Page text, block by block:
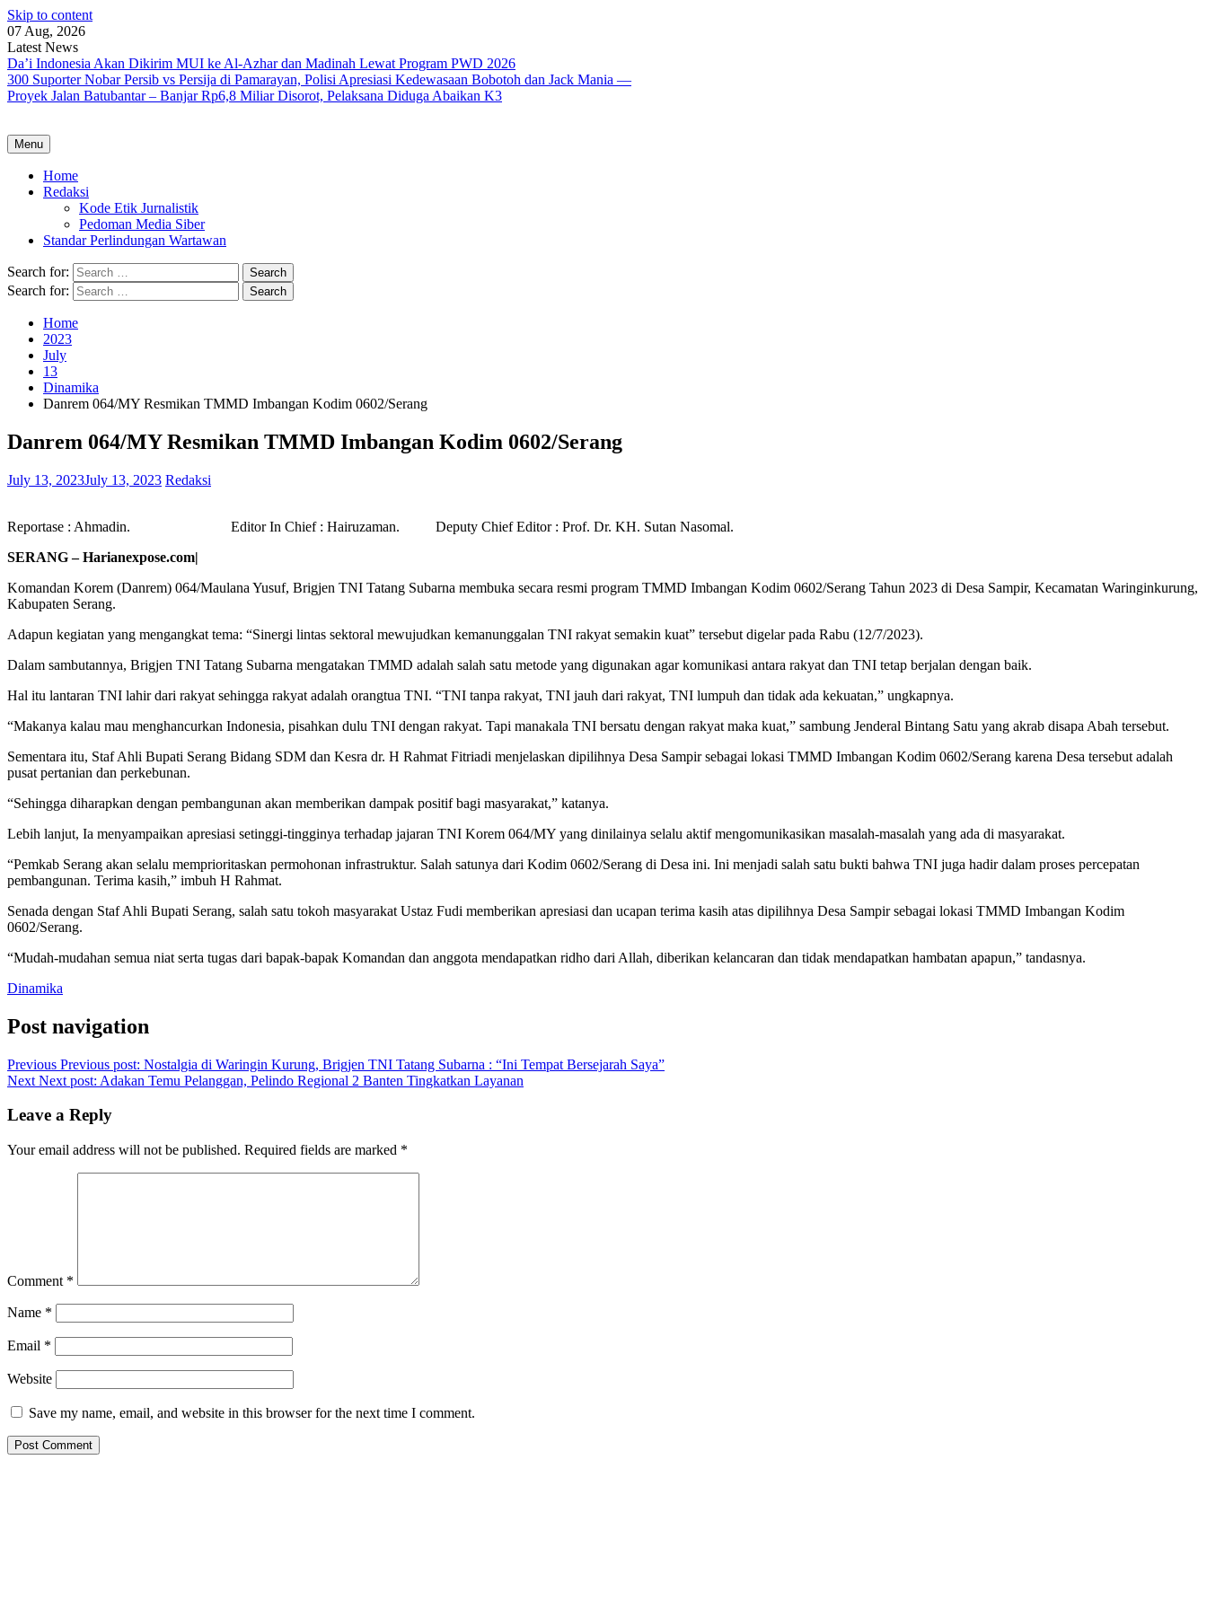
Skip to content
07 Aug, 2026
Latest News
Da’i Indonesia Akan Dikirim MUI ke Al-Azhar dan Madinah Lewat Program PWD 2026
300 Suporter Nobar Persib vs Persija di Pamarayan, Polisi Apresiasi Kedewasaan Bobotoh dan Jack Mania —
Proyek Jalan Batubantar – Banjar Rp6,8 Miliar Disorot, Pelaksana Diduga Abaikan K3
Menu
Home
Redaksi
Kode Etik Jurnalistik
Pedoman Media Siber
Standar Perlindungan Wartawan
Search for:
Search for:
Home
2023
July
13
Dinamika
Danrem 064/MY Resmikan TMMD Imbangan Kodim 0602/Serang
Danrem 064/MY Resmikan TMMD Imbangan Kodim 0602/Serang
July 13, 2023July 13, 2023 Redaksi
Reportase : Ahmadin. Editor In Chief : Hairuzaman. Deputy Chief Editor : Prof. Dr. KH. Sutan Nasomal.
SERANG – Harianexpose.com|
Komandan Korem (Danrem) 064/Maulana Yusuf, Brigjen TNI Tatang Subarna membuka secara resmi program TMMD Imbangan Kodim 0602/Serang Tahun 2023 di Desa Sampir, Kecamatan Waringinkurung,
Kabupaten Serang.
Adapun kegiatan yang mengangkat tema: “Sinergi lintas sektoral mewujudkan kemanunggalan TNI rakyat semakin kuat” tersebut digelar pada Rabu (12/7/2023).
Dalam sambutannya, Brigjen TNI Tatang Subarna mengatakan TMMD adalah salah satu metode yang digunakan agar komunikasi antara rakyat dan TNI tetap berjalan dengan baik.
Hal itu lantaran TNI lahir dari rakyat sehingga rakyat adalah orangtua TNI. “TNI tanpa rakyat, TNI jauh dari rakyat, TNI lumpuh dan tidak ada kekuatan,” ungkapnya.
“Makanya kalau mau menghancurkan Indonesia, pisahkan dulu TNI dengan rakyat. Tapi manakala TNI bersatu dengan rakyat maka kuat,” sambung Jenderal Bintang Satu yang akrab disapa Abah tersebut.
Sementara itu, Staf Ahli Bupati Serang Bidang SDM dan Kesra dr. H Rahmat Fitriadi menjelaskan dipilihnya Desa Sampir sebagai lokasi TMMD Imbangan Kodim 0602/Serang karena Desa tersebut adalah
pusat pertanian dan perkebunan.
“Sehingga diharapkan dengan pembangunan akan memberikan dampak positif bagi masyarakat,” katanya.
Lebih lanjut, Ia menyampaikan apresiasi setinggi-tingginya terhadap jajaran TNI Korem 064/MY yang dinilainya selalu aktif mengomunikasikan masalah-masalah yang ada di masyarakat.
“Pemkab Serang akan selalu memprioritaskan permohonan infrastruktur. Salah satunya dari Kodim 0602/Serang di Desa ini. Ini menjadi salah satu bukti bahwa TNI juga hadir dalam proses percepatan
pembangunan. Terima kasih,” imbuh H Rahmat.
Senada dengan Staf Ahli Bupati Serang, salah satu tokoh masyarakat Ustaz Fudi memberikan apresiasi dan ucapan terima kasih atas dipilihnya Desa Sampir sebagai lokasi TMMD Imbangan Kodim
0602/Serang.
“Mudah-mudahan semua niat serta tugas dari bapak-bapak Komandan dan anggota mendapatkan ridho dari Allah, diberikan kelancaran dan tidak mendapatkan hambatan apapun,” tandasnya.
Dinamika
Post navigation
Previous Previous post: Nostalgia di Waringin Kurung, Brigjen TNI Tatang Subarna : “Ini Tempat Bersejarah Saya”
Next Next post: Adakan Temu Pelanggan, Pelindo Regional 2 Banten Tingkatkan Layanan
Leave a Reply
Your email address will not be published. Required fields are marked *
Comment *
Name *
Email *
Website
Save my name, email, and website in this browser for the next time I comment.